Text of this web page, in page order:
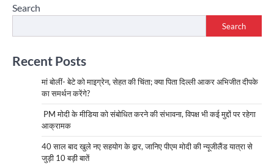
Search
Search
Recent Posts
मां बोलीं- बेटे को माइग्रेन, सेहत की चिंता; क्या पिता दिल्ली आकर अभिजीत दीपके
का समर्थन करेंगे?
PM मोदी के मीडिया को संबोधित करने की संभावना, विपक्ष भी कई मुद्दों पर रहेगा
आक्रामक
40 साल बाद खुले नए सहयोग के द्वार, जानिए पीएम मोदी की न्यूजीलैंड यात्रा से
जुड़ी 10 बड़ी बातें